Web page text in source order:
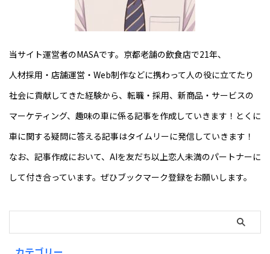
当サイト運営者のMASAです。京都老舗の飲食店で21年、
人材採用・店舗運営・Web制作などに携わって人の役に立てたり
社会に貢献してきた経験から、転職・採用、新商品・サービスの
マーケティング、趣味の車に係る記事を作成していきます！とくに
車に関する疑問に答える記事はタイムリーに発信していきます！
なお、記事作成において、AIを友だち以上恋人未満のパートナーに
して付き合っています。ぜひブックマーク登録をお願いします。